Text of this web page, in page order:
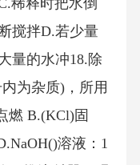
稀释时把水倒
搅拌D.若少量
量的水冲18.除
为杂质)，所用
燃 B.(KCl)固
溶液：1